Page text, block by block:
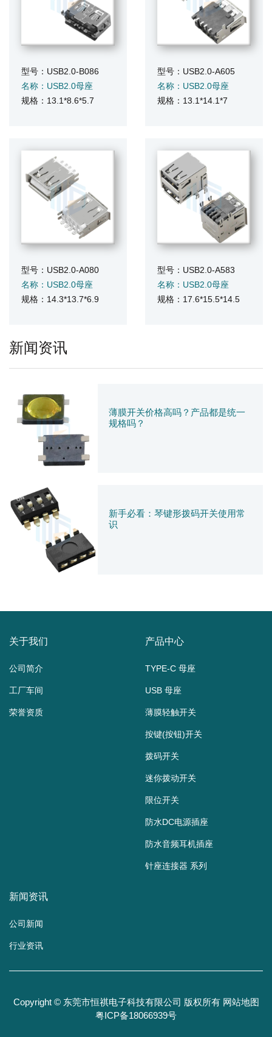
型号：USB2.0-B086
名称：USB2.0母座
规格：13.1*8.6*5.7
型号：USB2.0-A605
名称：USB2.0母座
规格：13.1*14.1*7
型号：USB2.0-A080
名称：USB2.0母座
规格：14.3*13.7*6.9
型号：USB2.0-A583
名称：USB2.0母座
规格：17.6*15.5*14.5
新闻资讯
薄膜开关价格高吗？产品都是统一
规格吗？
新手必看：琴键形拨码开关使用常
识
关于我们
公司简介
工厂车间
荣誉资质
产品中心
TYPE-C 母座
USB 母座
薄膜轻触开关
按键(按钮)开关
拨码开关
迷你拨动开关
限位开关
防水DC电源插座
防水音频耳机插座
针座连接器 系列
新闻资讯
公司新闻
行业资讯
Copyright © 东莞市恒祺电子科技有限公司 版权所有 网站地图
粤ICP备18066939号